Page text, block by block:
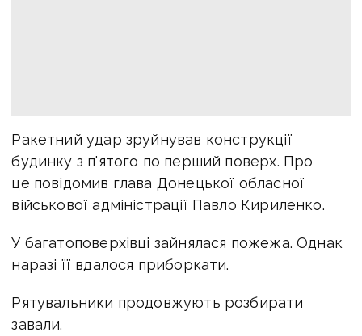
Ракетний удар зруйнував конструкції
будинку з п'ятого по перший поверх. Про
це повідомив глава Донецької обласної
військової адміністрації Павло Кириленко.
У багатоповерхівці зайнялася пожежа. Однак
наразі її вдалося приборкати.
Рятувальники продовжують розбирати
завали.